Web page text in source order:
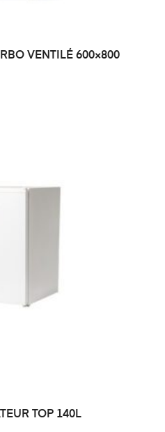
VENTILÉ 600×800
TOP 140L